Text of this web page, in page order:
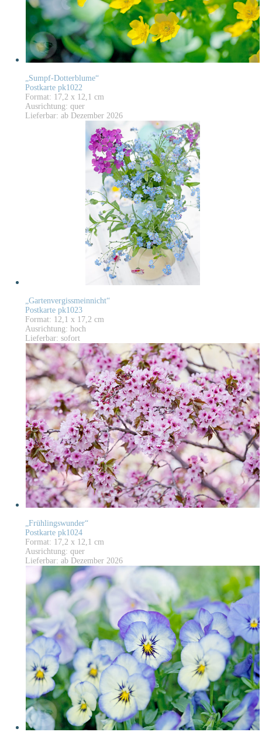
„Sumpf-Dotterblume“
Postkarte pk1022
Format: 17,2 x 12,1 cm
Ausrichtung: quer
Lieferbar: ab Dezember 2026
„Gartenvergissmeinnicht“
Postkarte pk1023
Format: 12,1 x 17,2 cm
Ausrichtung: hoch
Lieferbar: sofort
„Frühlingswunder“
Postkarte pk1024
Format: 17,2 x 12,1 cm
Ausrichtung: quer
Lieferbar: ab Dezember 2026